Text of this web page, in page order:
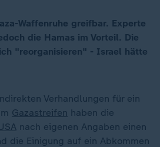
Waffenruhe greifbar. Experte
die Hamas im Vorteil. Die
"reorganisieren" - Israel hätte
Verhandlungen für ein
Gazastreifen haben die
nach eigenen Angaben einen
die Einigung auf ein Abkommen